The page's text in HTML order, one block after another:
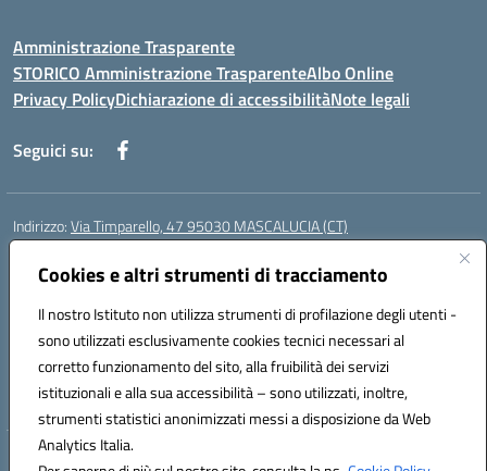
Cookies e altri strumenti di tracciamento
Il nostro Istituto non utilizza strumenti di profilazione degli utenti -
sono utilizzati esclusivamente cookies tecnici necessari al
corretto funzionamento del sito, alla fruibilità dei servizi
istituzionali e alla sua accessibilità – sono utilizzati, inoltre,
strumenti statistici anonimizzati messi a disposizione da Web
Analytics Italia.
Amministrazione Trasparente
STORICO Amministrazione TrasparenteAlbo Online
Privacy PolicyDichiarazione di accessibilitàNote legali
Seguici su:
Indirizzo:Via Timparello, 47 95030 MASCALUCIA (CT)
Centralino:
Posta elettronica certificata (PEC):ctic8bc002@pec.istruzione.it
Codice fiscale: 93238350875
Codice meccanografico:ctic8bc002
Codice Indice delle Pubbliche Amministrazioni (IPA): istsc_ctic8bc002
Codice unico di fatturazione (CUF): 2PO2JW
Hosting & Powered by 3D Solution S.r.l.